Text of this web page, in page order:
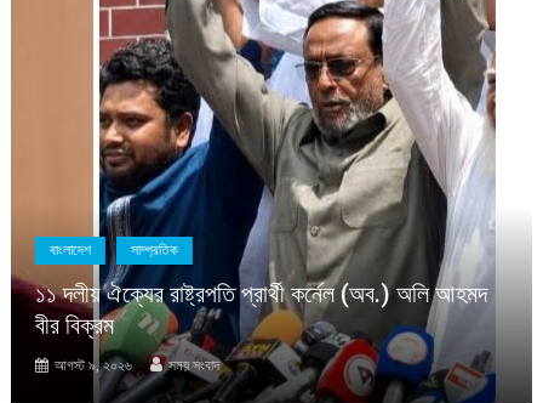
বাংলাদেশ সাম্প্রতিক
১১ দলীয় ঐক্যের রাষ্ট্রপতি প্রার্থী কর্নেল (অব.) অলি আহমদ
বীর বিক্রম
আগস্ট ৯, ২০২৬ সময় সংবাদ